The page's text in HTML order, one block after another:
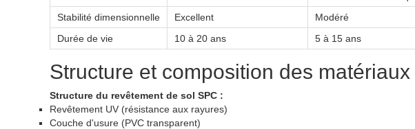
Stabilité dimensionnelle
Excellent
Modéré
Durée de vie
10 à 20 ans 5 à 15 ans
Structure et composition des matériaux
Structure du revêtement de sol SPC :
Revêtement UV (résistance aux rayures)
Couche d'usure (PVC transparent)